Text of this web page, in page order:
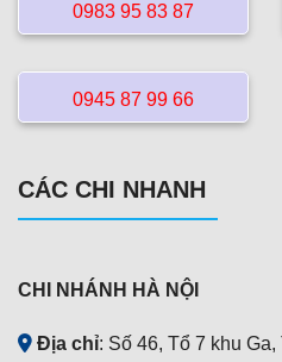
0983 95 83 87
0945 87 99 66
CÁC CHI NHANH
CHI NHÁNH HÀ NỘI
Địa chỉ: Số 46, Tổ 7 khu